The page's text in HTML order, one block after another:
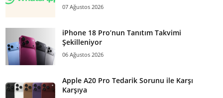
07 Ağustos 2026
iPhone 18 Pro’nun Tanıtım Takvimi
Şekilleniyor
06 Ağustos 2026
Apple A20 Pro Tedarik Sorunu ile Karşı
Karşıya